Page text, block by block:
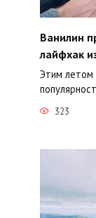
Ванилин
лайфхак
Этим летом
323